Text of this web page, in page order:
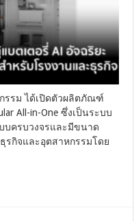
รรม ได้เปิดตัวผลิตภัณฑ์
All-in-One ซึ่งเป็นระบบ
บบครบวงจรและมีขนาด
รกิจและอุตสาหกรรมโดย